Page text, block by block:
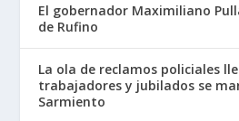
El gobernador Maximiliano
de Rufino
La ola de reclamos policiales
trabajadores y jubilados se
Sarmiento